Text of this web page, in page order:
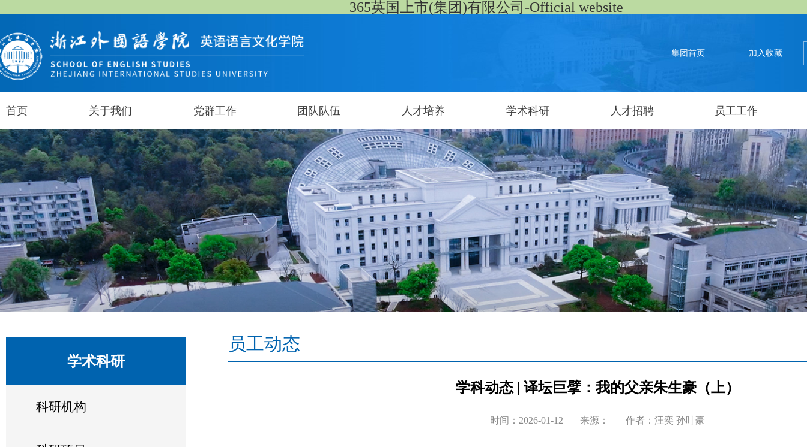
365英国上市(集团)有限公司-Official website
集团首页 加入收藏
首页 关于我们 党群工作 团队队伍 人才培养 学术科研 人才招聘 员工工作
学术科研
科研机构
员工动态
学科动态 | 译坛巨擘：我的父亲朱生豪（上）
时间：2026-01-12 来源： 作者：汪奕 孙叶豪